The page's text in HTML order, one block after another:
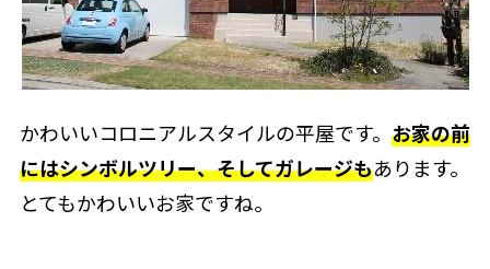
かわいいコロニアルスタイルの平屋です。 お家の前
にはシンボルツリー、そしてガレージもあります。
とてもかわいいお家ですね。